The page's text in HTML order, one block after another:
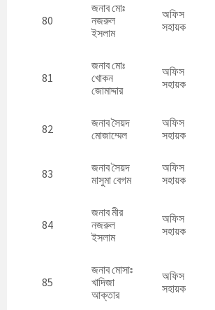
80
জনাব মোঃ
নজরুল
ইসলাম
অফিস
সহায়ক
81
জনাব মোঃ
খোকন
জোমাদ্দার
অফিস
সহায়ক
82
জনাব সৈয়দ
মোজাম্মেল
অফিস
সহায়ক
83
জনাব সৈয়দ
মাসুমা বেগম
অফিস
সহায়ক
84
জনাব মীর
নজরুল
ইসলাম
অফিস
সহায়ক
85
জনাব মোসাঃ
খাদিজা
আক্তার
অফিস
সহায়ক